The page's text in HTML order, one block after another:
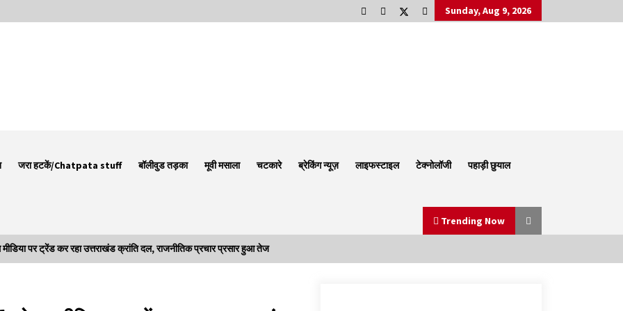
Sunday, Aug 9, 2026
जरा हटकें/Chatpata stuff बॉलीवुड तड़का मूवी मसाला चटकारे ब्रेकिंग न्यूज़ लाइफस्टाइल टेक्नोलॉजी पहाड़ी छुयाल
Trending Now
पर ट्रेंड कर रहा उत्तराखंड क्रांति दल, राजनीतिक प्रचार प्रसार हुआ तेज